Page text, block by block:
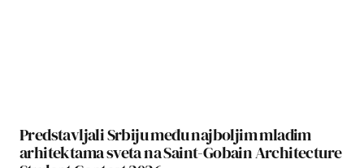
Predstavljali Srbiju među najboljim mladim
arhitektama sveta na Saint-Gobain Architecture